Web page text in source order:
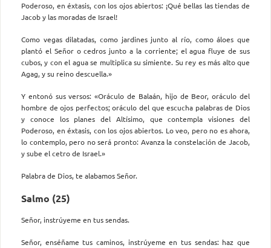
Poderoso, en éxtasis, con los ojos abiertos: ¡Qué bellas las tiendas de
Jacob y las moradas de Israel!
Como vegas dilatadas, como jardines junto al río, como áloes que
plantó el Señor o cedros junto a la corriente; el agua fluye de sus
cubos, y con el agua se multiplica su simiente. Su rey es más alto que
Agag, y su reino descuella.»
Y entonó sus versos: «Oráculo de Balaán, hijo de Beor, oráculo del
hombre de ojos perfectos; oráculo del que escucha palabras de Dios
y conoce los planes del Altísimo, que contempla visiones del
Poderoso, en éxtasis, con los ojos abiertos. Lo veo, pero no es ahora,
lo contemplo, pero no será pronto: Avanza la constelación de Jacob,
y sube el cetro de Israel.»
Palabra de Dios, te alabamos Señor.
Salmo (25)
Señor, instrúyeme en tus sendas.
Señor, enséñame tus caminos, instrúyeme en tus sendas: haz que